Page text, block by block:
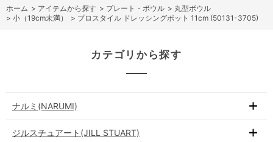
ホーム > アイテムから探す > プレート・ボウル > 丸型ボウル
> 小（19cm未満） > プロスタイル ドレッシングポット 11cm (50131-3705)
カテゴリから探す
ナルミ(NARUMI)
ジルスチュアート(JILL STUART)